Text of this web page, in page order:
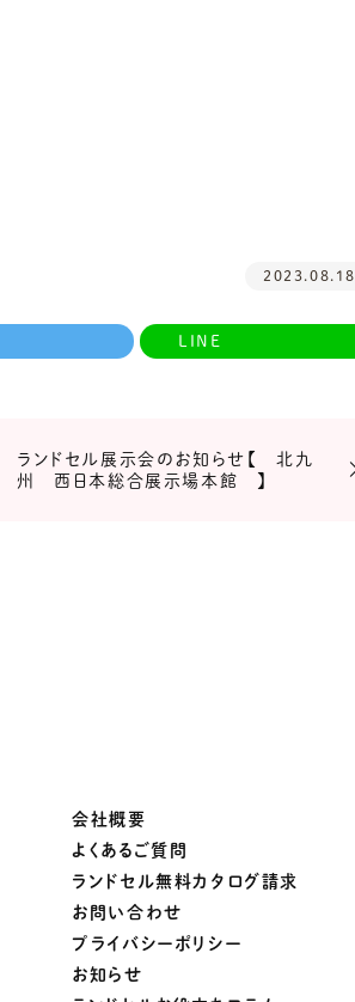
2023.08.18
LINE
ランドセル展示会のお知らせ【 北九
州 西日本総合展示場本館 】
会社概要
よくあるご質問
ランドセル無料カタログ請求
お問い合わせ
プライバシーポリシー
お知らせ